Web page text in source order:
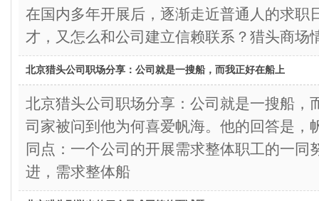
在国内多年开展后，逐渐走近普通人的求职
才，又怎么和公司建立信赖联系？猎头商场
北京猎头公司职场分享：公司就是一搜船，而我正好在船上
北京猎头公司职场分享：公司就是一搜船
司家被问到他为何喜爱帆海。他的回答是，
同点：一个公司的开展需求整体职工的一同
进，需求整体船